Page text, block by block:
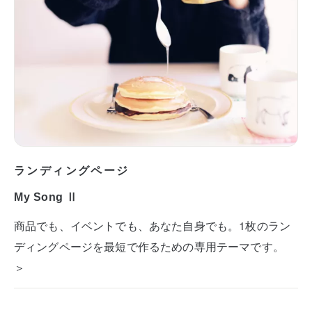
ランディングページ
My Song Ⅱ
商品でも、イベントでも、あなた自身でも。1枚のラン
ディングページを最短で作るための専用テーマです。
＞